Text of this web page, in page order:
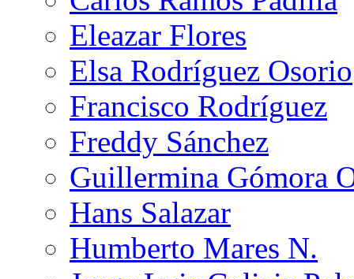
Eleazar Flores
Elsa Rodríguez Osorio
Francisco Rodríguez
Freddy Sánchez
Guillermina Gómora
Hans Salazar
Humberto Mares N.